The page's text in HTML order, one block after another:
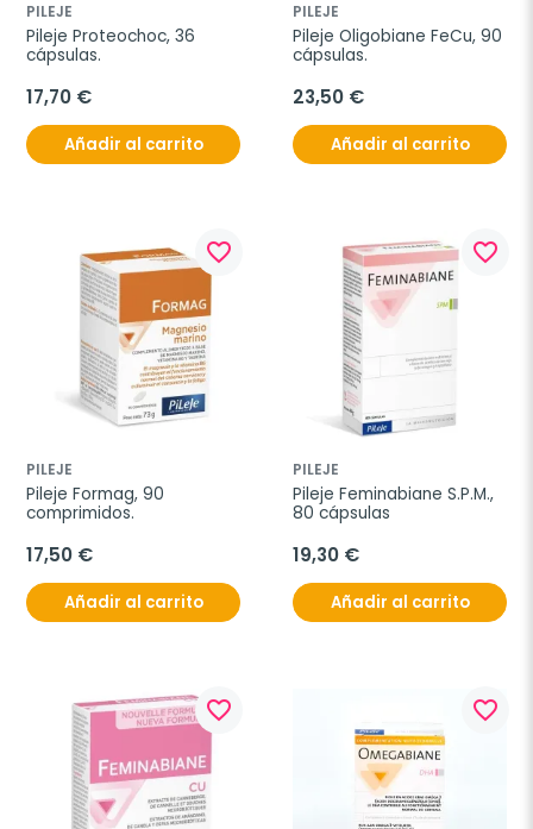
PILEJE
Pileje Proteochoc, 36
cápsulas.
17,70 €
Añadir al carrito
PILEJE
Pileje Oligobiane FeCu, 90
cápsulas.
23,50 €
Añadir al carrito
favorite_border
PILEJE
Pileje Formag, 90
comprimidos.
17,50 €
Añadir al carrito
favorite_border
PILEJE
Pileje Feminabiane S.P.M.,
80 cápsulas
19,30 €
Añadir al carrito
favorite_border favorite_border